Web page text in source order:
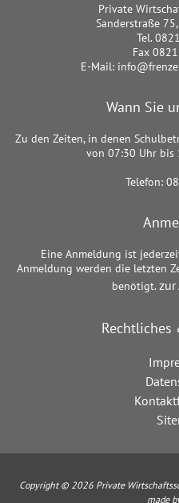
Private
Sanderstraße
Tel.
Fax
E-Mail:
Wann Sie
Zu den Zeiten, in denen
von 07:30 Uhr bis
Telefon:
Eine Anmeldung ist
Anmeldung werden die letzten
benötigt. zur
Copyright © 2026 Private
made